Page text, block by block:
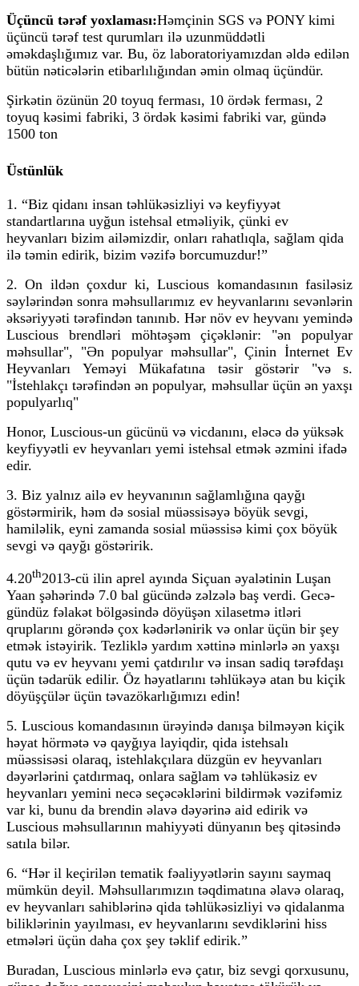
Üçüncü tərəf yoxlaması:Həmçinin SGS və PONY kimi
üçüncü tərəf test qurumları ilə uzunmüddətli
əməkdaşlığımız var. Bu, öz laboratoriyamızdan əldə edilən
bütün nəticələrin etibarlılığından əmin olmaq üçündür.
Şirkətin özünün 20 toyuq ferması, 10 ördək ferması, 2
toyuq kəsimi fabriki, 3 ördək kəsimi fabriki var, gündə
1500 ton
Üstünlük
1. “Biz qidanı insan təhlükəsizliyi və keyfiyyət
standartlarına uyğun istehsal etməliyik, çünki ev
heyvanları bizim ailəmizdir, onları rahatlıqla, sağlam qida
ilə təmin edirik, bizim vəzifə borcumuzdur!”
2. On ildən çoxdur ki, Luscious komandasının fasiləsiz
səylərindən sonra məhsullarımız ev heyvanlarını sevənlərin
əksəriyyəti tərəfindən tanınıb. Hər növ ev heyvanı yemində
Luscious brendləri möhtəşəm çiçəklənir: "ən populyar
məhsullar", "Ən populyar məhsullar", Çinin İnternet Ev
Heyvanları Yeməyi Mükafatına təsir göstərir "və s.
"İstehlakçı tərəfindən ən populyar, məhsullar üçün ən yaxşı
populyarlıq"
Honor, Luscious-un gücünü və vicdanını, eləcə də yüksək
keyfiyyətli ev heyvanları yemi istehsal etmək əzmini ifadə
edir.
3. Biz yalnız ailə ev heyvanının sağlamlığına qayğı
göstərmirik, həm də sosial müəssisəyə böyük sevgi,
hamiləlik, eyni zamanda sosial müəssisə kimi çox böyük
sevgi və qayğı göstəririk.
4.20th2013-cü ilin aprel ayında Siçuan əyalətinin Luşan
Yaan şəhərində 7.0 bal gücündə zəlzələ baş verdi. Gecə-
gündüz fəlakət bölgəsində döyüşən xilasetmə itləri
qruplarını görəndə çox kədərlənirik və onlar üçün bir şey
etmək istəyirik. Tezliklə yardım xəttinə minlərlə ən yaxşı
qutu və ev heyvanı yemi çatdırılır və insan sadiq tərəfdaşı
üçün tədarük edilir. Öz həyatlarını təhlükəyə atan bu kiçik
döyüşçülər üçün təvazökarlığımızı edin!
5. Luscious komandasının ürəyində danışa bilməyən kiçik
həyat hörmətə və qayğıya layiqdir, qida istehsalı
müəssisəsi olaraq, istehlakçılara düzgün ev heyvanları
dəyərlərini çatdırmaq, onlara sağlam və təhlükəsiz ev
heyvanları yemini necə seçəcəklərini bildirmək vəzifəmiz
var ki, bunu da brendin əlavə dəyərinə aid edirik və
Luscious məhsullarının mahiyyəti dünyanın beş qitəsində
satıla bilər.
6. “Hər il keçirilən tematik fəaliyyətlərin sayını saymaq
mümkün deyil. Məhsullarımızın təqdimatına əlavə olaraq,
ev heyvanları sahiblərinə qida təhlükəsizliyi və qidalanma
biliklərinin yayılması, ev heyvanlarını sevdiklərini hiss
etmələri üçün daha çox şey təklif edirik.”
Buradan, Luscious minlərlə evə çatır, biz sevgi qorxusunu,